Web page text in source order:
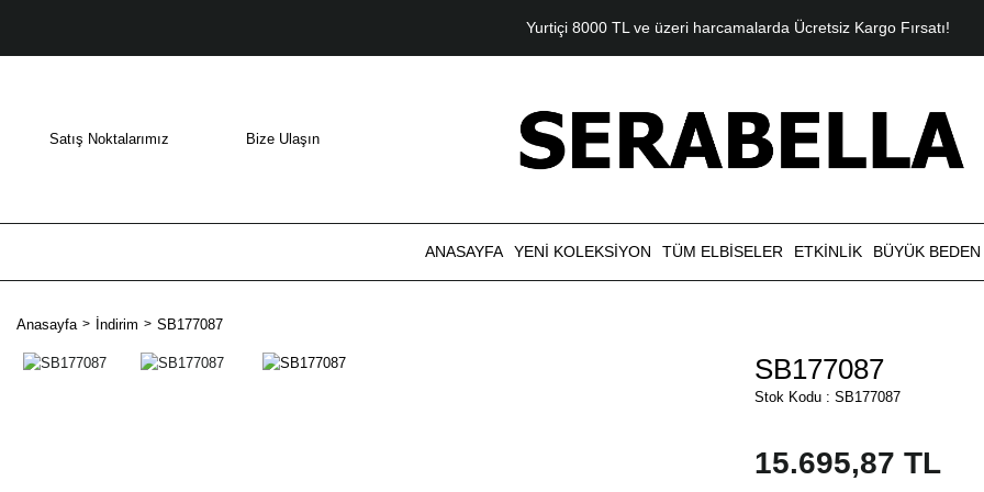
Yurtiçi 8000 TL ve üzeri harcamalarda Ücretsiz Kargo Fırsatı!
Satış Noktalarımız Bize Ulaşın
ANASAYFA YENI KOLEKSIYON TÜM ELBISELER ETKINLIK BÜYÜK BEDEN
Anasayfa İndirim SB177087
SB177087
Stok Kodu : SB177087
15.695,87 TL